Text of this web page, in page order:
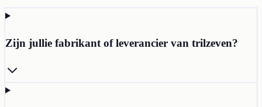
Zijn jullie fabrikant of leverancier van trilzeven?